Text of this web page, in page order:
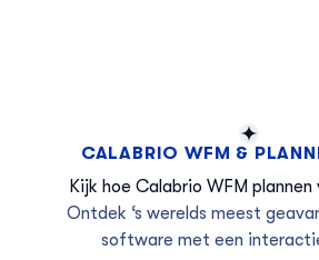
CALABRIO WFM &
Kijk hoe Calabrio WFM
Ontdek ‘s werelds meest
software met een